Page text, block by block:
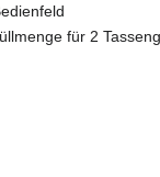
für 2